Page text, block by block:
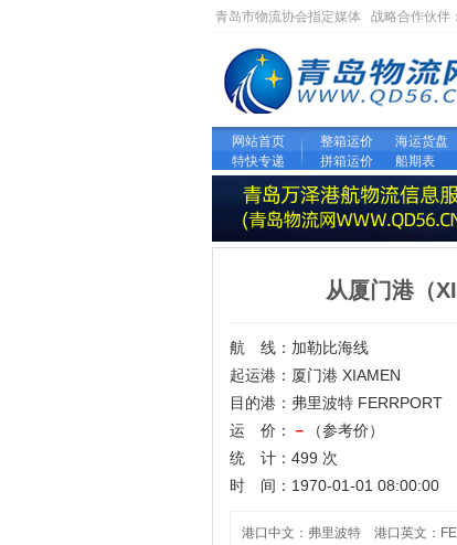
青岛市物流协会指定媒体 战略合作伙伴：
网站首页 整箱运价 海运货盘
特快专递
拼箱运价 船期表
从厦门港（
航 线：加勒比海线
起运港：厦门港 XIAMEN
目的港：弗里波特 FERRPORT
运 价：
－
（参考价）
统 计：499 次
时 间：1970-01-01 08:00:00
港口中文：弗里波特 港口英文：